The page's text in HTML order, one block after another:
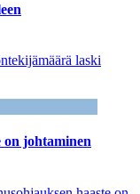
laski
on johtaminen